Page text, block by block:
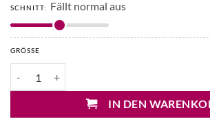
SCHNITT: Fällt normal aus
GRÖSSE
IN DEN